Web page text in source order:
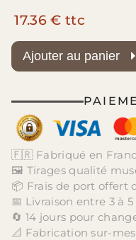
17.36 € ttc
Ajouter au panier
🇫🇷 Fabriqué en
🖼️ Tirages qualité
📦 Frais de port offert
📅 Livraison entre 3 à
🔄 14 jours pour
📐 Fabrication sur-